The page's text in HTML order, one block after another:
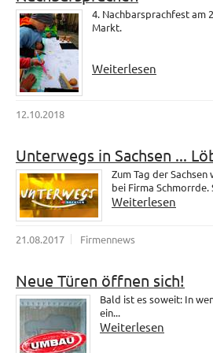
4. Nachbarsprachfest am
Markt.
Weiterlesen
12.10.2018
Unterwegs in Sachsen ...
Zum Tag der Sachsen
bei Firma Schmorrde.
Weiterlesen
21.08.2017 Firmennews
Neue Türen öffnen sich!
Bald ist es soweit: In
ein...
Weiterlesen